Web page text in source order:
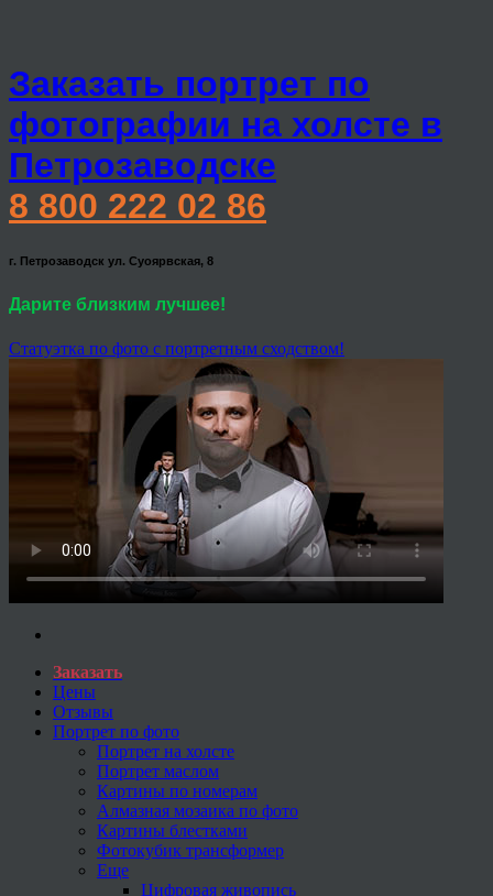
Заказать портрет по
фотографии на холсте в
Петрозаводске
8 800 222 02 86
г. Петрозаводск ул. Суоярвская, 8
Дарите близким лучшее!
Статуэтка по фото с портретным сходством!
Заказать
Цены
Отзывы
Портрет по фото
Портрет на холсте
Портрет маслом
Картины по номерам
Алмазная мозаика по фото
Картины блестками
Фотокубик трансформер
Еще
Цифровая живопись